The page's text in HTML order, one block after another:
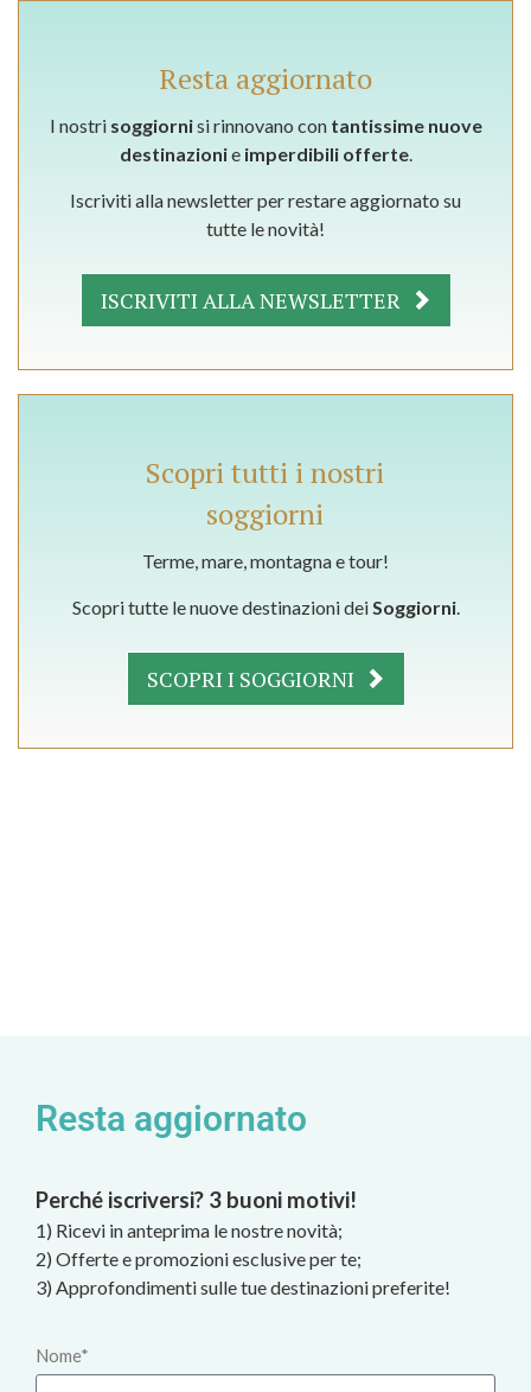
Resta aggiornato
I nostri soggiornisi rinnovano con tantissime nuove
destinazionie imperdibili offerte.
Iscriviti alla newsletter per restare aggiornato su
tutte le novità!
ISCRIVITI ALLA NEWSLETTER
Scopri tutti i nostri
soggiorni
Terme, mare, montagna e tour!
Scopri tutte le nuove destinazioni deiSoggiorni.
SCOPRI I SOGGIORNI
Resta aggiornato
Perché iscriversi? 3 buoni motivi!
1) Ricevi in anteprima le nostre novità;
2) Offerte e promozioni esclusive per te;
3) Approfondimenti sulle tue destinazioni preferite!
Nome*